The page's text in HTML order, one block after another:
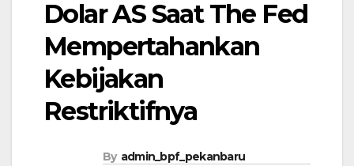
Dolar AS Saat The Fed
Mempertahankan
Kebijakan
Restriktifnya
By admin_bpf_pekanbaru